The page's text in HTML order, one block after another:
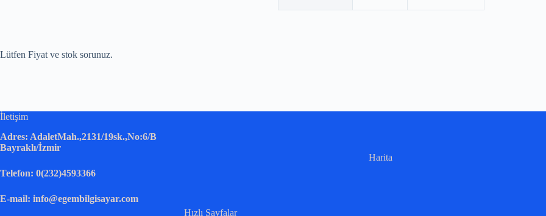
Lütfen Fiyat ve stok sorunuz.
İletişim
Adres: AdaletMah.,2131/19sk.,No:6/B
Bayraklı/İzmir
Telefon: 0(232)4593366
E-mail: info@egembilgisayar.com
Hızlı Sayfalar
Harita